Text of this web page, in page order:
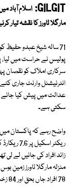
GILGIT:
مارگلا ٹاورز کا نقشہ تیار
71 سالہ شیخ عبدو حفیظ
پولیس نے حراست میں لیا،
سرکاری املاک کو نقصان
انٹرنیشنل وارنٹ جاری
عدالت میں پیش کیا
سکتی ہے۔
منزلہ مارگلا ٹاورز
78 افراد جاں بحق اور 84 زخمی ہو گئے تھے۔